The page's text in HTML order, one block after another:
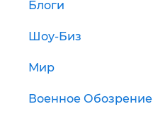
Блоги
Шоу-Биз
Мир
Военное Обозрение